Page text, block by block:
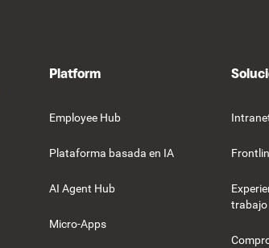
Platform
Employee Hub
Plataforma basada en IA
AI Agent Hub
Micro-Apps
trabajo